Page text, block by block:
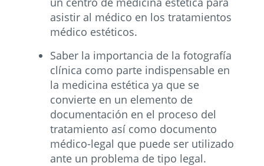
asistir al médico en los tratamientos
médico estéticos.
Saber la importancia de la fotografía
clínica como parte indispensable en
la medicina estética ya que se
convierte en un elemento de
documentación en el proceso del
tratamiento así como documento
médico-legal que puede ser utilizado
ante un problema de tipo legal.